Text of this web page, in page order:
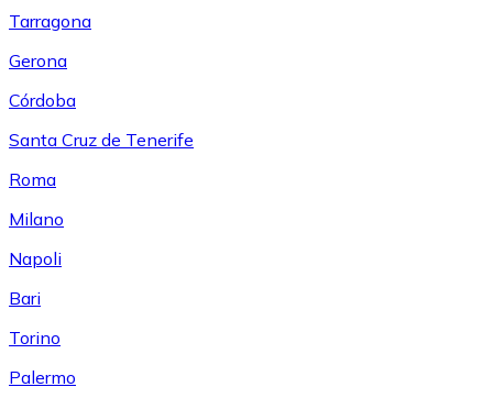
Tarragona
Gerona
Córdoba
Santa Cruz de Tenerife
Roma
Milano
Napoli
Bari
Torino
Palermo